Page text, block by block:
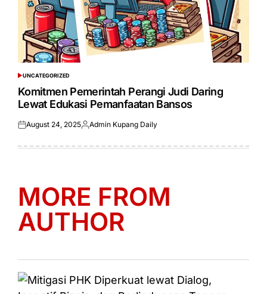
POSTED
IN
UNCATEGORIZED
Komitmen Pemerintah Perangi Judi Daring
Lewat Edukasi Pemanfaatan Bansos
Posted
August 24, 2025Posted
Admin Kupang Daily
MORE FROM
AUTHOR